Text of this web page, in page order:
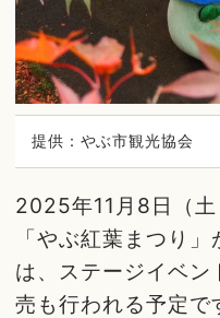
提供：やぶ市観光協会
2025年11月8日（土
「やぶ紅葉まつり
は、ステージイベン
売も行われる予定で